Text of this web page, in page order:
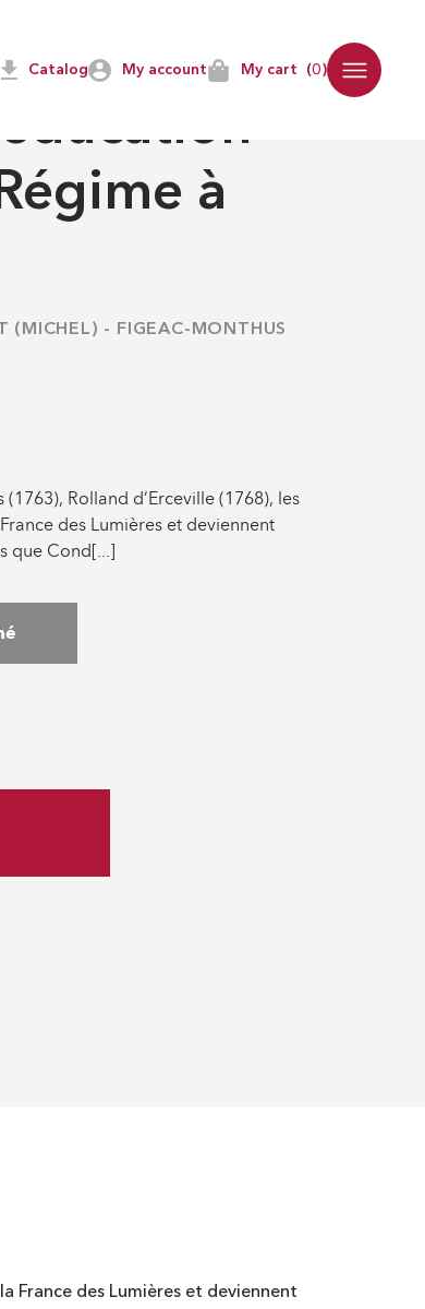
My account My cart (0)
Catalog
à
(MICHEL) -
FIGEAC-MONTHUS
Rolland d’Erceville (1768), les
des Lumières et deviennent
que Cond[...]
France des Lumières et deviennent